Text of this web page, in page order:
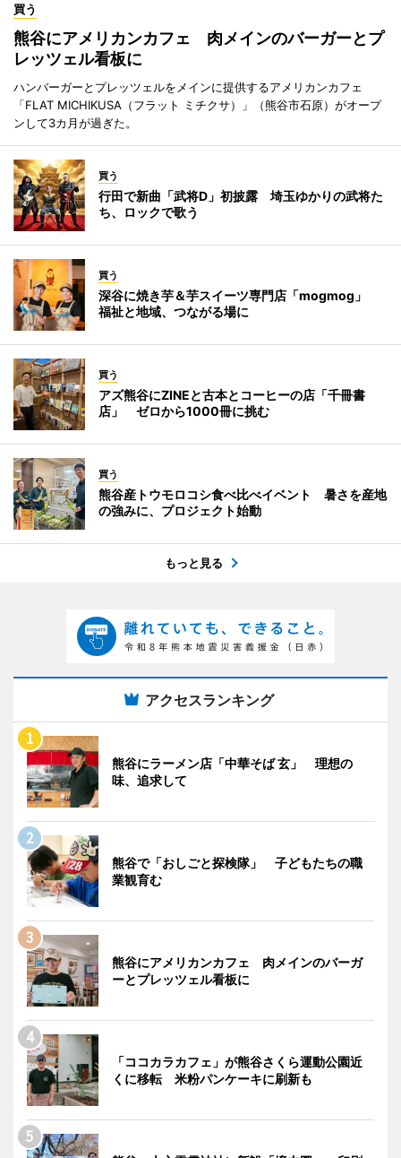
買う
熊谷にアメリカンカフェ 肉メインのバーガーとプ
レッツェル看板に
ハンバーガーとプレッツェルをメインに提供するアメリカンカフェ
「FLAT MICHIKUSA（フラット ミチクサ）」（熊谷市石原）がオープ
ンして3カ月が過ぎた。
買う
行田で新曲「武将D」初披露 埼玉ゆかりの武将た
ち、ロックで歌う
買う
深谷に焼き芋＆芋スイーツ専門店「mogmog」
福祉と地域、つながる場に
買う
アズ熊谷にZINEと古本とコーヒーの店「千冊書
店」 ゼロから1000冊に挑む
買う
熊谷産トウモロコシ食べ比べイベント 暑さを産地
の強みに、プロジェクト始動
もっと見る
アクセスランキング
熊谷にラーメン店「中華そば 玄」 理想の
味、追求して
熊谷で「おしごと探検隊」 子どもたちの職
業観育む
熊谷にアメリカンカフェ 肉メインのバーガ
ーとプレッツェル看板に
「ココカラカフェ」が熊谷さくら運動公園近
くに移転 米粉パンケーキに刷新も